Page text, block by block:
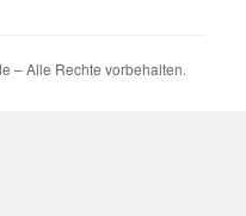
– Alle Rechte vorbehalten.